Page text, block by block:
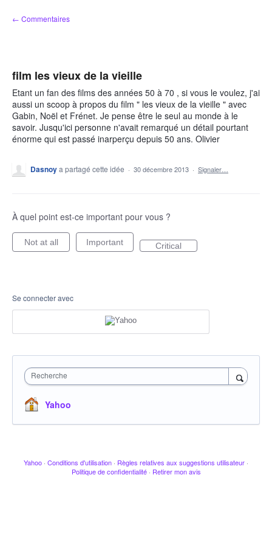
Aller
au
← Commentaires
film les vieux de la vieille
Etant un fan des films des années 50 à 70 , si vous le voulez, j'ai
aussi un scoop à propos du film " les vieux de la vieille " avec
Gabin, Noël et Frénet. Je pense être le seul au monde à le
savoir. Jusqu'ici personne n'avait remarqué un détail pourtant
énorme qui est passé inarperçu depuis 50 ans. Olivier
Dasnoya partagé cette idée · 30 décembre 2013 · Signaler…
À quel point est-ce important pour vous ?
Not at all Important Critical
Se connecter avec
Recherche
Yahoo
Yahoo · Conditions d'utilisation · Règles relatives aux suggestions utilisateur ·
Politique de confidentialité · Retirer mon avis